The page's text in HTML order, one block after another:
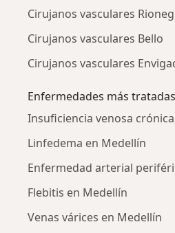
Cirujanos vasculares
Cirujanos vasculares Bello
Cirujanos vasculares
Enfermedades más tratadas
Insuficiencia venosa
Linfedema en Medellín
Enfermedad arterial
Flebitis en Medellín
Venas várices en Medellín